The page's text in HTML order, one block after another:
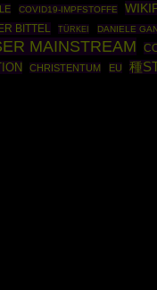
COVID19-IMPFSTOFFE
BITTEL TÜRKEI DANIELE
MAINSTREAM
CHRISTENTUM EU 種